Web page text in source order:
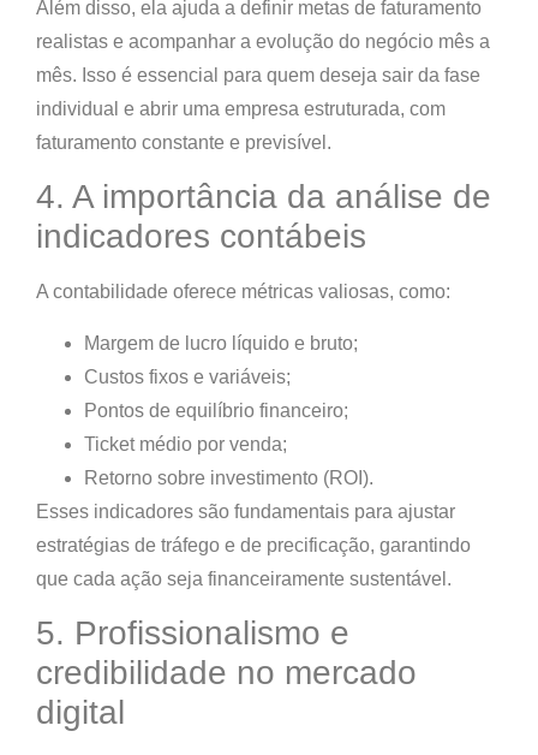
Além disso, ela ajuda a definir metas de faturamento
realistas e acompanhar a evolução do negócio mês a
mês. Isso é essencial para quem deseja sair da fase
individual e abrir uma empresa estruturada, com
faturamento constante e previsível.
4. A importância da análise de
indicadores contábeis
A contabilidade oferece métricas valiosas, como:
Margem de lucro líquido e bruto;
Custos fixos e variáveis;
Pontos de equilíbrio financeiro;
Ticket médio por venda;
Retorno sobre investimento (ROI).
Esses indicadores são fundamentais para ajustar
estratégias de tráfego e de precificação, garantindo
que cada ação seja financeiramente sustentável.
5. Profissionalismo e
credibilidade no mercado
digital